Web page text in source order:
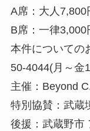
A席：大人7,800
B席：一律3,000
本件についての
50-4044(月～金
主催：Beyond
特別協賛：武蔵
後援：武蔵野市